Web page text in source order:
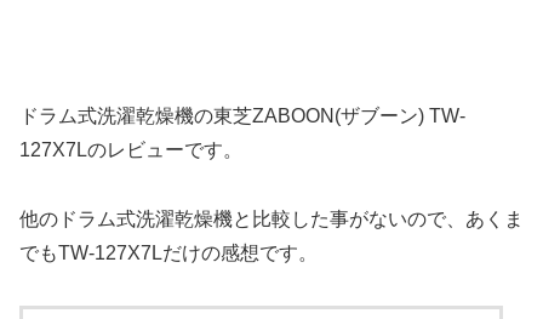
ドラム式洗濯乾燥機の東芝ZABOON(ザブーン) TW-
127X7Lのレビューです。
他のドラム式洗濯乾燥機と比較した事がないので、あくま
でもTW-127X7Lだけの感想です。